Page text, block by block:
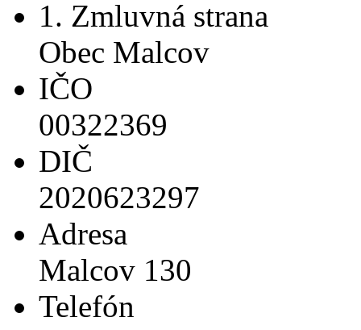
1. Zmluvná strana
Obec Malcov
IČO
00322369
DIČ
2020623297
Adresa
Malcov 130
Telefón